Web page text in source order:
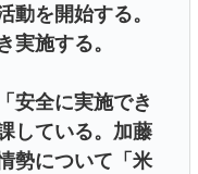
動を開始する。
実施する。
安全に実施でき
している。加藤
勢について「米